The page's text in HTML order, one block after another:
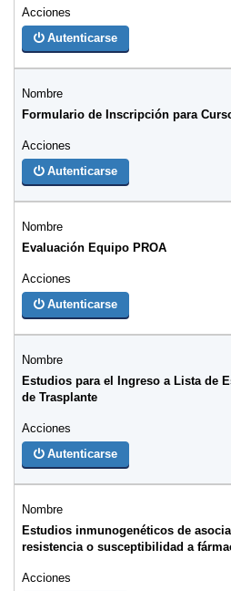
Autenticarse
Formulario de Inscripción para
Autenticarse
Evaluación Equipo PROA
Autenticarse
Estudios para el Ingreso a Lista de
de Trasplante
Autenticarse
Estudios inmunogenéticos de
resistencia o susceptibilidad a